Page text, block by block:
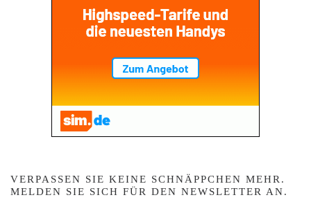
VERPASSEN SIE KEINE SCHNÄPPCHEN MEHR.
MELDEN SIE SICH FÜR DEN NEWSLETTER AN.